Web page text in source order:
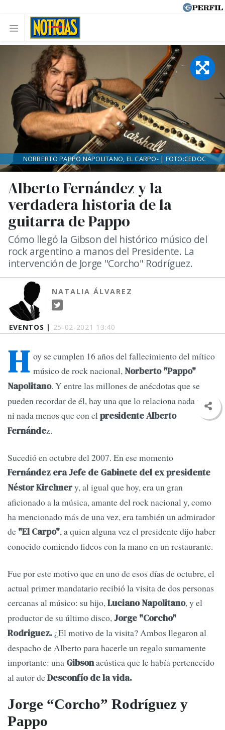
EVENTOS | 25-02-2021 13:40
Alberto Fernández y la
verdadera historia de la
guitarra de Pappo
Cómo llegó la Gibson del histórico músico del
rock argentino a manos del Presidente. La
intervención de Jorge "Corcho" Rodríguez.
NATALIA ÁLVAREZ
NORBERTO PAPPO NAPOLITANO, EL CARPO- | FOTO:CEDOC
H oy se cumplen 16 años del fallecimiento del mítico
músico de rock nacional,Norberto "Pappo"
Napolitano. Y entre las millones de anécdotas que se
pueden recordar de él, hay una que lo relaciona nada más
ni nada menos que con elpresidente Alberto
Fernández.
Sucedió en octubre del 2007. En ese momento
Fernández era Jefe de Gabinete del ex presidente
Néstor Kirchnery, al igual que hoy, era un gran
aficionado a la música, amante del rock nacional y, como
ha mencionado más de una vez, era también un admirador
de "El Carpo", a quien alguna vez el presidente dijo haber
conocido comiendo fideos con la mano en un restaurante.
Fue por este motivo que en uno de esos días de octubre, el
actual primer mandatario recibió la visita de dos personas
cercanas al músico: su hijo,Luciano Napolitano, y el
productor de su último disco,Jorge "Corcho"
Rodriguez. ¿El motivo de la visita? Ambos llegaron al
despacho de Alberto para hacerle un regalo sumamente
importante: una Gibsonacústica que le había pertenecido
al autor deDesconfío de la vida.
Jorge “Corcho” Rodríguez y
Pappo